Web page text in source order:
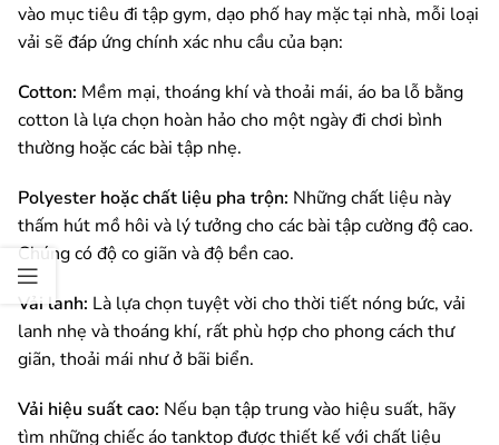
vào mục tiêu đi tập gym, dạo phố hay mặc tại nhà, mỗi loại
vải sẽ đáp ứng chính xác nhu cầu của bạn:
Cotton: Mềm mại, thoáng khí và thoải mái, áo ba lỗ bằng
cotton là lựa chọn hoàn hảo cho một ngày đi chơi bình
thường hoặc các bài tập nhẹ.
Polyester hoặc chất liệu pha trộn: Những chất liệu này
thấm hút mồ hôi và lý tưởng cho các bài tập cường độ cao.
Chúng có độ co giãn và độ bền cao.
Vải lanh: Là lựa chọn tuyệt vời cho thời tiết nóng bức, vải
lanh nhẹ và thoáng khí, rất phù hợp cho phong cách thư
giãn, thoải mái như ở bãi biển.
Vải hiệu suất cao: Nếu bạn tập trung vào hiệu suất, hãy
tìm những chiếc áo tanktop được thiết kế với chất liệu